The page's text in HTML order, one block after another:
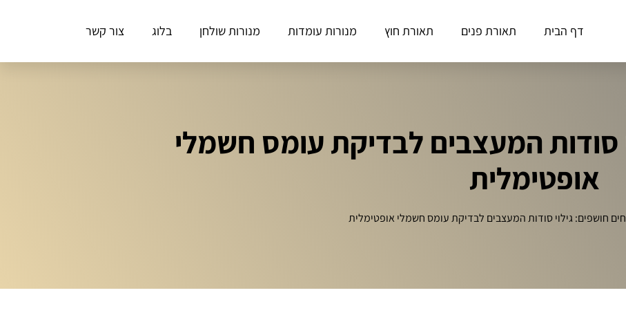
דף הבית תאורת פנים תאורת חוץ מנורות עומדות מנורות שולחן בלוג צור קשר
סודות המעצבים לבדיקת עומס חשמלי
אופטימלית
חושפים: גילוי סודות המעצבים לבדיקת עומס חשמלי אופטימלית